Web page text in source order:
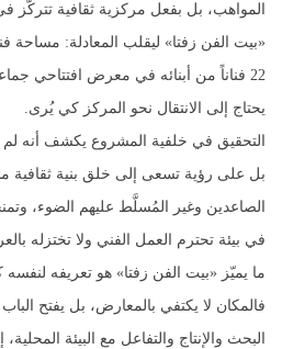
المواهب، بل بفعل مركزية ثقافية تتركّز
«بيت الفن زفتا» ليقلب المعادلة: مساحة
22 فناناً من أبنائه في معرض افتتاحي
يحتاج إلى الانتقال نحو المركز كي يُرى.
التحقيق في خلفية المشروع يكشف أنه
بل على رؤية تسعى إلى خلق بنية ثقافية
الصاعدين وغير المُسلَّط عليهم الضوء،
في بيئة تحترم العمل الفني ولا تختزله
ما يميّز «بيت الفن زفتا» هو تعريفه
فالمكان لا يكتفي بالمعارض، بل يفتح الباب
البحث والإنتاج والتفاعل مع البيئة